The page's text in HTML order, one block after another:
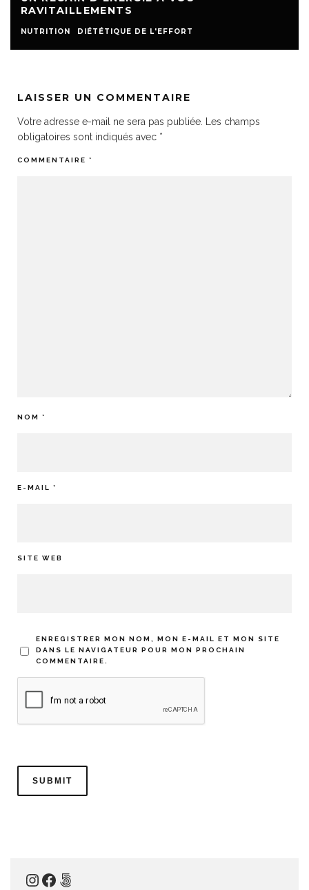
RAVITAILLEMENTS
NUTRITION DIÉTÉTIQUE DE L'EFFORT
LAISSER UN COMMENTAIRE
Votre adresse e-mail ne sera pas publiée.
Les champs
obligatoires sont indiqués avec *
COMMENTAIRE *
NOM *
E-MAIL *
SITE WEB
ENREGISTRER MON NOM, MON E-MAIL ET MON SITE
DANS LE NAVIGATEUR POUR MON PROCHAIN
COMMENTAIRE.
Instagram
Facebook
500px